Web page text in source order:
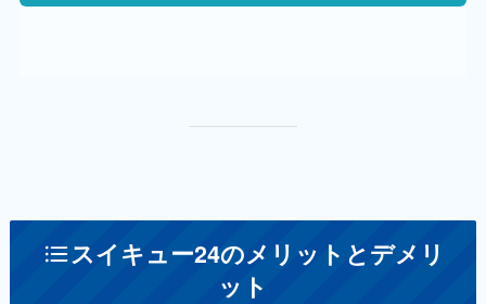
スイキュー24のメリットとデメリ
ット